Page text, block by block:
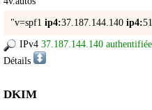
"v=spf1 ip4:37.187.144.140 ip4:
IPv4 37.187.144.140 authentifiée
Détails
DKIM